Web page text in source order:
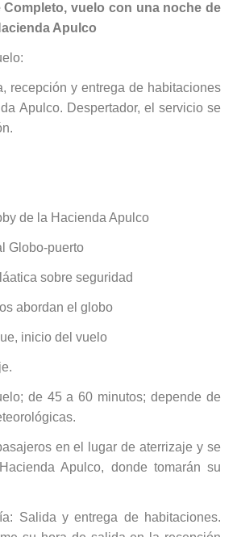
Completo, vuelo con una noche de
Apulco
recepción y entrega de habitaciones
Apulco. Despertador, el servicio se
de la Hacienda Apulco
Globo-puerto
sobre seguridad
abordan el globo
inicio del vuelo
de 45 a 60 minutos; depende de
en el lugar de aterrizaje y se
Apulco, donde tomarán su
Salida y entrega de habitaciones.